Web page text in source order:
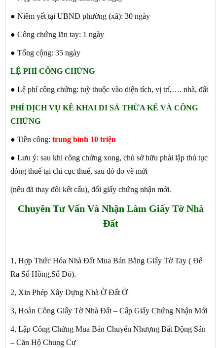
● Niêm yết tại UBND phường (xã): 30 ngày
● Công chứng lăn tay: 1 ngày
● Tổng cộng: 35 ngày
LỆ PHÍ CÔNG CHỨNG
● Lệ phí công chứng: tuỳ thuộc vào diện tích, vị trí,…. nhà, đất
PHÍ DỊCH VỤ KÊ KHAI DI SẢ THỪA KẾ VÀ CÔNG
CHỨNG
● Tiền công: trung bình 10 triệu
● Lưu ý: sau khi công chứng xong, chủ sở hữu phải lập thủ tục
đóng thuế tại chi cục thuế, sau đó đo vẽ mới
(nếu đã thay đổi kết cấu), đổi giấy chứng nhận mới.
Chuyên Tư Vấn Và Nhận Làm Giấy Tờ Nhà
Đất
1, Hợp Thức Hóa Nhà Đất Mua Bán Bằng Giấy Tờ Tay ( Để
Ra Sổ Hồng,Sổ Đỏ).
2, Xin Phép Xây Dựng Nhà Ờ Đất Ở
3, Hoàn Công Giấy Tờ Nhà Đất – Cấp Giấy Chứng Nhận Mới
4, Lập Công Chứng Mua Bán Chuyển Nhượng Bất Động Sản
– Căn Hộ Chung Cư